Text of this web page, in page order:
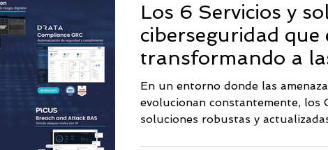
Eventos Ciberseguridad
DarkWeb PICUS
AI Picus BAS
Los 6 Servicios y
ciberseguridad que
transformando a
empresas en 2024
En un entorno donde las
evolucionan constantemente, los
soluciones robustas y